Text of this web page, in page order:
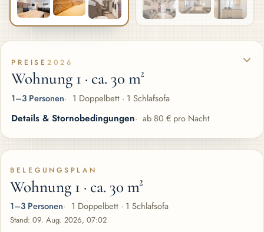
PREISE 2026
Wohnung 1 · ca. 30 m²
1–3 Personen
1 Doppelbett · 1 Schlafsofa
Details & Stornobedingungen
ab 80 € pro Nacht
BELEGUNGSPLAN
Wohnung 1 · ca. 30 m²
1–3 Personen 1 Doppelbett · 1 Schlafsofa
Stand: 09. Aug. 2026, 07:02